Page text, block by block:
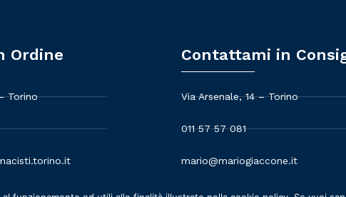
Ordine
Torino
Contattami in
Via Arsenale, 14 – Torino
011 57 57 081
mario@mariogiaccone.it